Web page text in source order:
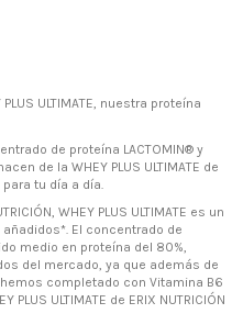
ULTIMATE, nuestra proteína
de proteína LACTOMIN® y
de la WHEY PLUS ULTIMATE de
tu día a día.
WHEY PLUS ULTIMATE es un
El concentrado de
medio en proteína del 80%,
del mercado, ya que además de
completado con Vitamina B6
ULTIMATE de ERIX NUTRICIÓN